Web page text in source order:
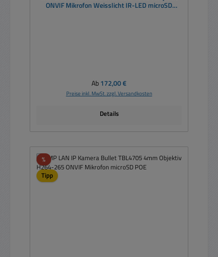
ONVIF Mikrofon Weisslicht IR-LED microSD
Regulärer Preis:
Ab172,00 €
Preise inkl. MwSt. zzgl. Versandkosten
Details
%Rabatt
Tipp